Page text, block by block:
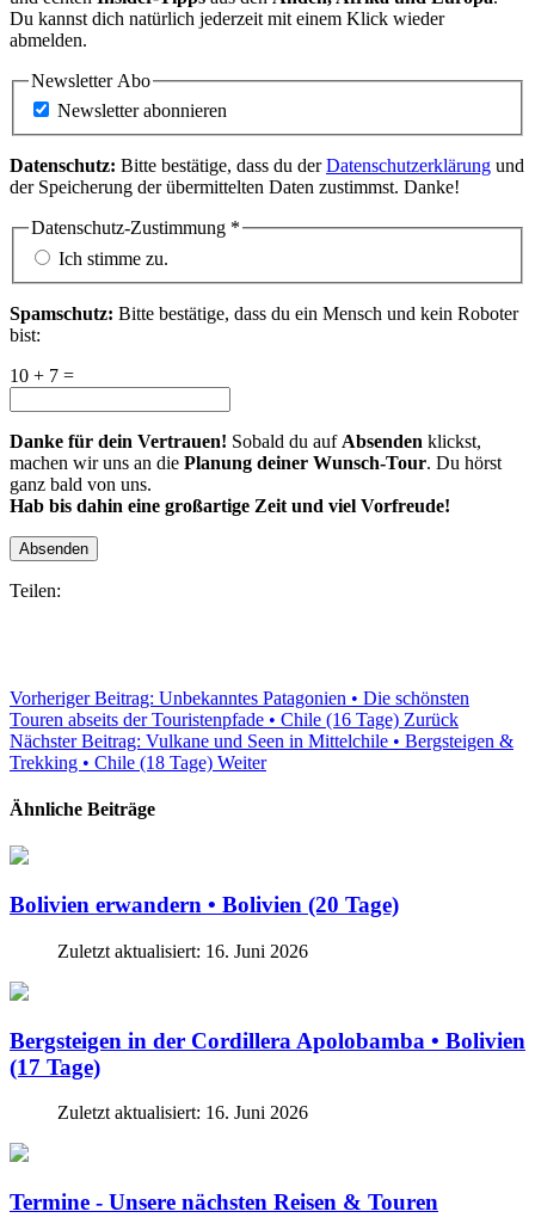
Du kannst dich natürlich jederzeit mit einem Klick wieder
abmelden.
Newsletter Abo
Newsletter abonnieren
Datenschutz: Bitte bestätige, dass du derDatenschutzerklärung und
der Speicherung der übermittelten Daten zustimmst. Danke!
Datenschutz-Zustimmung *
Ich stimme zu.
Spamschutz: Bitte bestätige, dass du ein Mensch und kein Roboter
bist:
10 + 7 =
Danke für dein Vertrauen! Sobald du auf Absenden klickst,
machen wir uns an die Planung deiner Wunsch-Tour. Du hörst
ganz bald von uns.
Hab bis dahin eine großartige Zeit und viel Vorfreude!
Absenden
Teilen:
Vorheriger Beitrag: Unbekanntes Patagonien • Die schönsten
Touren abseits der Touristenpfade • Chile (16 Tage) Zurück
Nächster Beitrag: Vulkane und Seen in Mittelchile • Bergsteigen &
Trekking • Chile (18 Tage) Weiter
Ähnliche Beiträge
Bolivien erwandern • Bolivien (20 Tage)
Zuletzt aktualisiert: 16. Juni 2026
Bergsteigen in der Cordillera Apolobamba • Bolivien
(17 Tage)
Zuletzt aktualisiert: 16. Juni 2026
Termine - Unsere nächsten Reisen & Touren